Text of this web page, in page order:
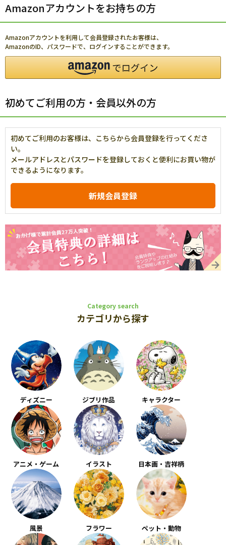
Amazonアカウントをお持ちの方
Amazonアカウントを利用して会員登録されたお客様は、
AmazonのID、パスワードで、ログインすることができます。
初めてご利用の方・会員以外の方
初めてご利用のお客様は、こちらから会員登録を行ってくださ
い。
メールアドレスとパスワードを登録しておくと便利にお買い物が
できるようになります。
Category search
カテゴリから探す
ディズニー ジブリ作品 キャラクター
アニメ・ゲーム イラスト 日本画・吉祥柄
風景 フラワー ペット・動物